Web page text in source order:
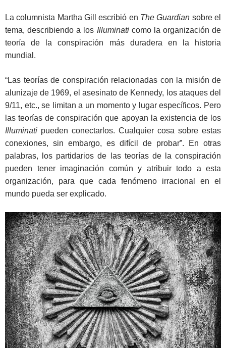
La columnista Martha Gill escribió en The Guardian sobre el
tema, describiendo a los Illuminaticomo la organización de
teoría de la conspiración más duradera en la historia
mundial.
“Las teorías de conspiración relacionadas con la misión de
alunizaje de 1969, el asesinato de Kennedy, los ataques del
9/11, etc., se limitan a un momento y lugar específicos. Pero
las teorías de conspiración que apoyan la existencia de los
Illuminati pueden conectarlos. Cualquier cosa sobre estas
conexiones, sin embargo, es difícil de probar”. En otras
palabras, los partidarios de las teorías de la conspiración
pueden tener imaginación común y atribuir todo a esta
organización, para que cada fenómeno irracional en el
mundo pueda ser explicado.